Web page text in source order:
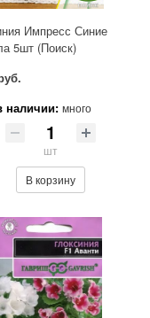
Импресс Синие
5шт (Поиск)
наличии: много
шт
В корзину